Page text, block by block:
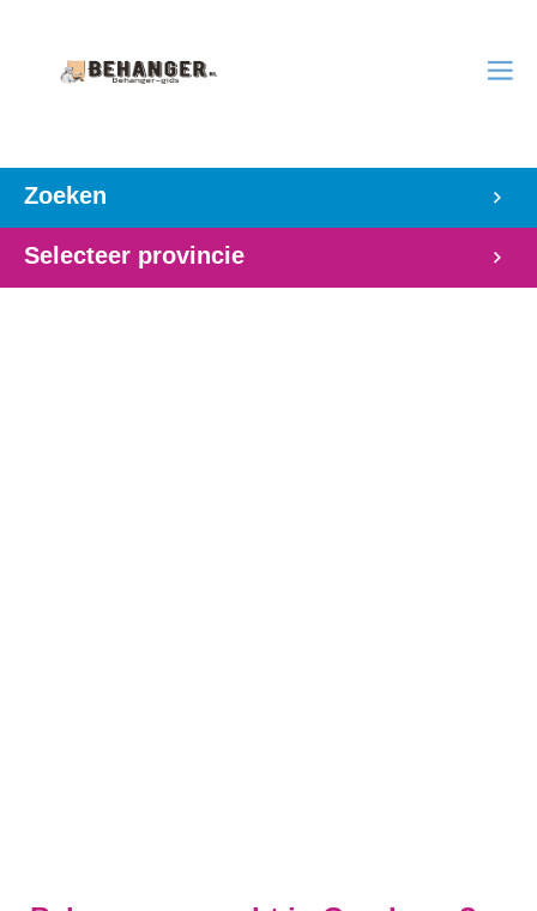
Zoeken
Selecteer provincie